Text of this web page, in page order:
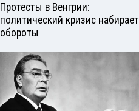
Протесты в Венгрии:
политический кризис набирает
обороты